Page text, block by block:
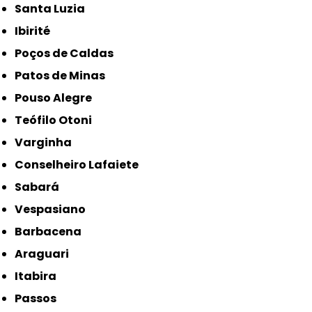
Santa Luzia
Ibirité
Poços de Caldas
Patos de Minas
Pouso Alegre
Teófilo Otoni
Varginha
Conselheiro Lafaiete
Sabará
Vespasiano
Barbacena
Araguari
Itabira
Passos